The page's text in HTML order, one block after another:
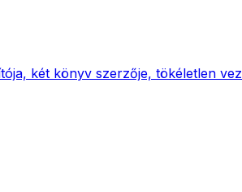
két könyv szerzője, tökéletlen